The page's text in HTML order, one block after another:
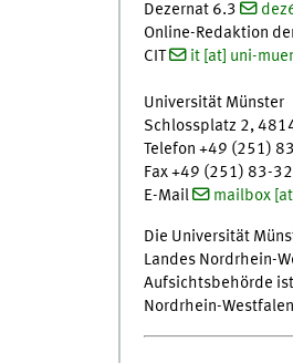
Dezernat 6.3
Online-Redaktion
CIT
it [at] uni-
Universität Münster
Schlossplatz 2,
Telefon +49 (251)
Fax +49 (251) 83-
E-Mail
mailbox
Die Universität
Landes Nordrhein-
Aufsichtsbehörde
Nordrhein-